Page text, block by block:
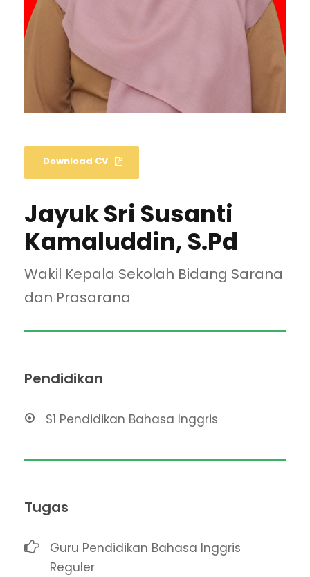
Download CV
Jayuk Sri Susanti
Kamaluddin, S.Pd
Wakil Kepala Sekolah Bidang Sarana
dan Prasarana
Pendidikan
S1 Pendidikan Bahasa Inggris
Tugas
Guru Pendidikan Bahasa Inggris
Reguler